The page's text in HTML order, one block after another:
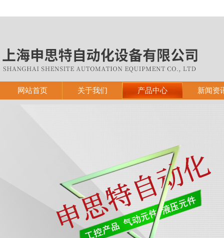
网站首页 关于我们 产品中心 新闻资